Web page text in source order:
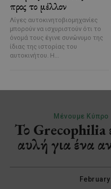
προς το μέλλον
Λίγες αυτοκινητοβιομηχανίες
μπορούν να ισχυριστούν ότι το
όνομά τους έγινε συνώνυμο της
ίδιας της ιστορίας του
αυτοκινήτου. Η...